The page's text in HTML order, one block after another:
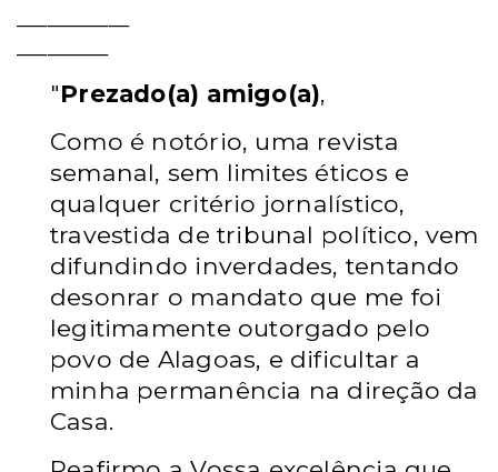
"Prezado(a) amigo(a),
Como é notório, uma revista
semanal, sem limites éticos e
qualquer critério jornalístico,
travestida de tribunal político, vem
difundindo inverdades, tentando
desonrar o mandato que me foi
legitimamente outorgado pelo
povo de Alagoas, e dificultar a
minha permanência na direção da
Casa.